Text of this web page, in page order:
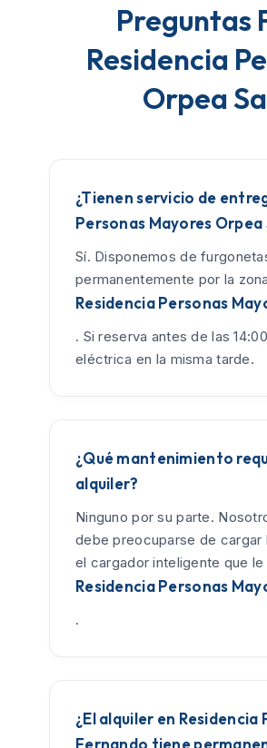
Preguntas
Residencia
Orpea
¿Tienen servicio de
Personas Mayores Orpea
Sí. Disponemos de
permanentemente por la
Residencia Personas
. Si reserva antes de las
eléctrica en la misma tarde.
¿Qué mantenimiento
alquiler?
Ninguno por su parte.
debe preocuparse de cargar
el cargador inteligente que
Residencia Personas
.
¿El alquiler en
Fernando tiene